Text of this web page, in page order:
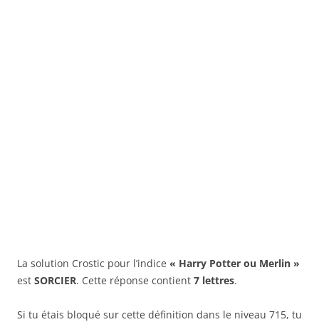
La solution Crostic pour l’indice « Harry Potter ou Merlin »
est SORCIER. Cette réponse contient 7 lettres.
Si tu étais bloqué sur cette définition dans le niveau 715, tu